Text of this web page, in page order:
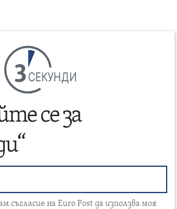
СЕКУНДИ
се за
съгласие на Euro Post да използва моя